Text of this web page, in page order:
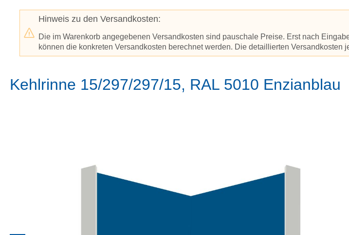
Hinweis zu den Versandkosten:
Die im Warenkorb angegebenen Versandkosten sind pauschale Preise. Erst nach
können die konkreten Versandkosten berechnet werden. Die detaillierten Versandkosten
Kehlrinne 15/297/297/15, RAL 5010 Enzianblau